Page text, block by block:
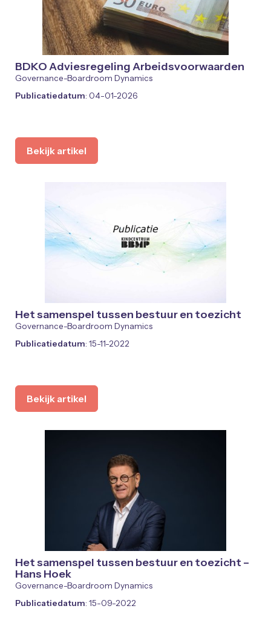
BDKO Adviesregeling Arbeidsvoorwaarden
Governance-Boardroom Dynamics
Publicatiedatum: 04-01-2026
Bekijk artikel
Het samenspel tussen bestuur en toezicht
Governance-Boardroom Dynamics
Publicatiedatum: 15-11-2022
Bekijk artikel
Het samenspel tussen bestuur en toezicht –
Hans Hoek
Governance-Boardroom Dynamics
Publicatiedatum: 15-09-2022